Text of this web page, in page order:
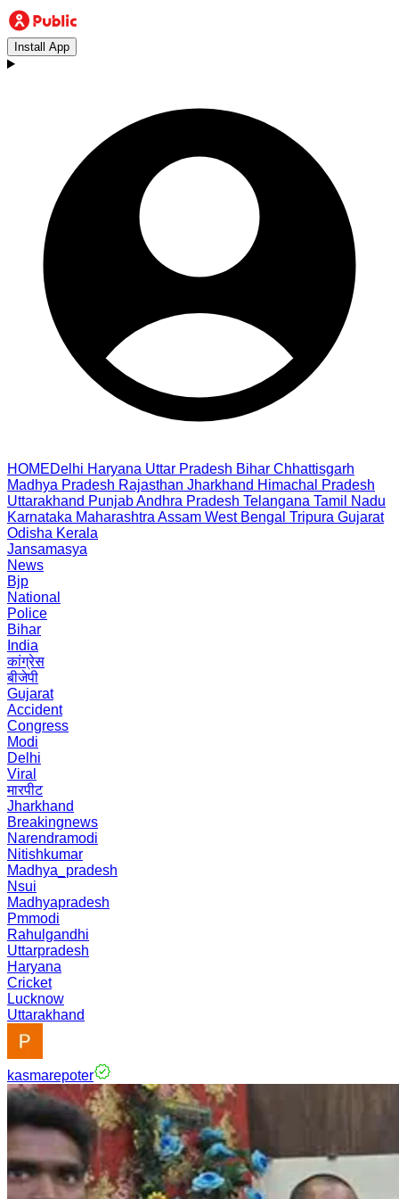
Install App
HOMEDelhi Haryana Uttar Pradesh Bihar Chhattisgarh
Madhya Pradesh Rajasthan Jharkhand Himachal Pradesh
Uttarakhand PunjabAndhra Pradesh Telangana Tamil Nadu
Karnataka Maharashtra Assam West Bengal Tripura Gujarat
Odisha Kerala
Jansamasya
News
Bjp
National
Police
Bihar
India
कांग्रेस
बीजेपी
Gujarat
Accident
Congress
Modi
Delhi
Viral
मारपीट
Jharkhand
Breakingnews
Narendramodi
Nitishkumar
Madhya_pradesh
Nsui
Madhyapradesh
Pmmodi
Rahulgandhi
Uttarpradesh
Haryana
Cricket
Lucknow
Uttarakhand
kasmarepoter